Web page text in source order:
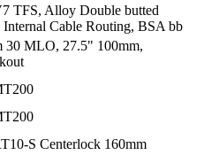
TFS, Alloy Double butted
Cable Routing, BSA bb
30 MLO, 27.5" 100mm,
S Centerlock 160mm